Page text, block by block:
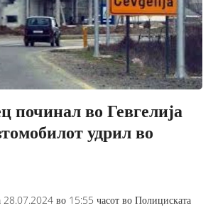
починал во Гевгелија
удрил во
во 15:55 часот во Полициската